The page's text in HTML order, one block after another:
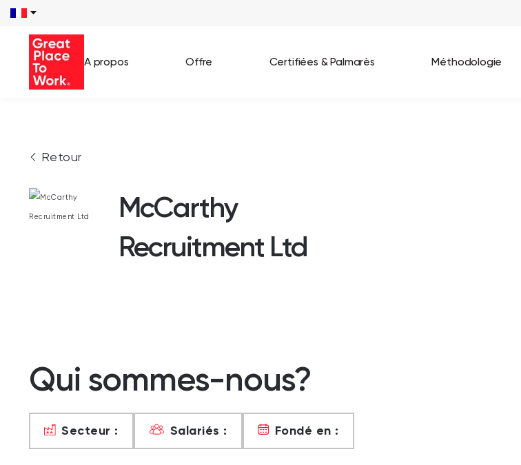
A propos Offre Certifiées & Palmarès Méthodologie
Retour
McCarthy
Recruitment Ltd
Qui sommes-nous?
Secteur : Salariés : Fondé en :